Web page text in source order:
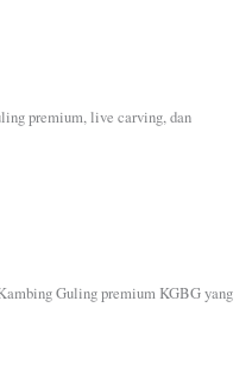
premium, live carving, dan
Guling premium KGBG yang